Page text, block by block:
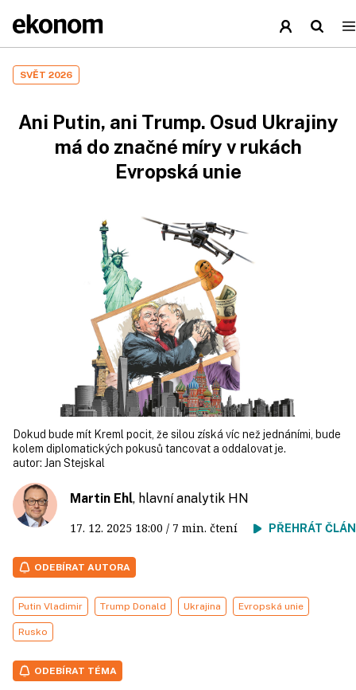
SVĚT 2026
Ani Putin, ani Trump. Osud Ukrajiny
má do značné míry v rukách
Evropská unie
Dokud bude mít Kreml pocit, že silou získá víc než jednáními, bude
kolem diplomatických pokusů tancovat a oddalovat je.
autor: Jan Stejskal
Martin Ehl, hlavní analytik HN
17. 12. 2025 18:00 / 7 min. čtení PŘEHRÁT
ODEBÍRAT AUTORA
Putin Vladimir Trump Donald Ukrajina Evropská unie
Rusko
ODEBÍRAT TÉMA